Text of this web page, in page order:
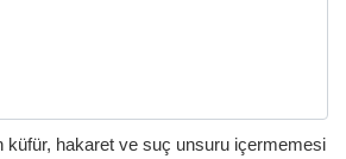
küfür, hakaret ve suç unsuru içermemesi